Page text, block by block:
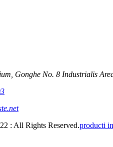
Gonghe No. 8 Industrialis
: All Rights Reserved.producti